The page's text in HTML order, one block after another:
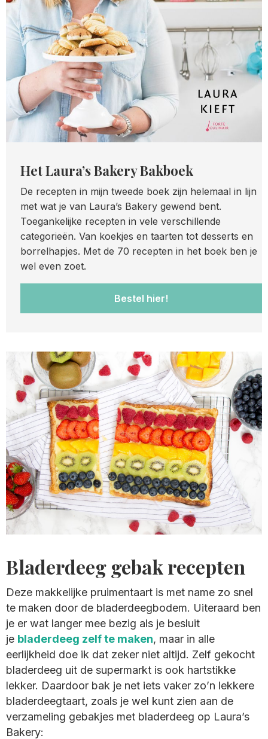
Het Laura’s Bakery Bakboek
De recepten in mijn tweede boek zijn helemaal in lijn
met wat je van Laura’s Bakery gewend bent.
Toegankelijke recepten in vele verschillende
categorieën. Van koekjes en taarten tot desserts en
borrelhapjes. Met de 70 recepten in het boek ben je
wel even zoet.
Bestel hier!
Bladerdeeg gebak recepten
Deze makkelijke pruimentaart is met name zo snel
te maken door de bladerdeegbodem. Uiteraard ben
je er wat langer mee bezig als je besluit
je bladerdeeg zelf te maken, maar in alle
eerlijkheid doe ik dat zeker niet altijd. Zelf gekocht
bladerdeeg uit de supermarkt is ook hartstikke
lekker. Daardoor bak je net iets vaker zo’n lekkere
bladerdeegtaart, zoals je wel kunt zien aan de
verzameling gebakjes met bladerdeeg op Laura’s
Bakery: